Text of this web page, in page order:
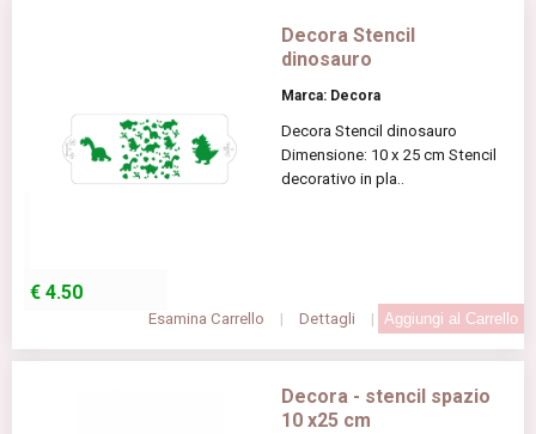
Decora Stencil
dinosauro
Marca: Decora
Decora Stencil dinosauro
Dimensione: 10 x 25 cm Stencil
decorativo in pla..
€ 4.50
Esamina Carrello | Dettagli |
Decora - stencil spazio
10 x25 cm